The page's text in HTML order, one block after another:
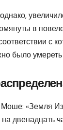
в
с
было
«Земля
двенадцать